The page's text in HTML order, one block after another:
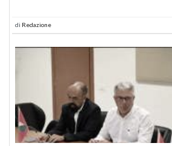
di Redazione